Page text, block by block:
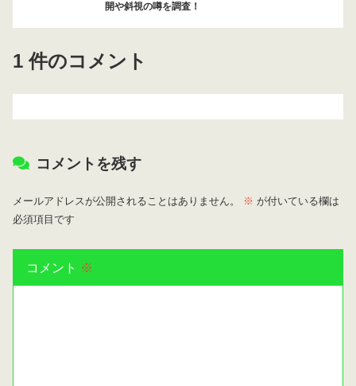
開や斜視の噂を調査！
1 件のコメント
コメントを残す
メールアドレスが公開されることはありません。 ※ が付いている欄は
必須項目です
コメント ※